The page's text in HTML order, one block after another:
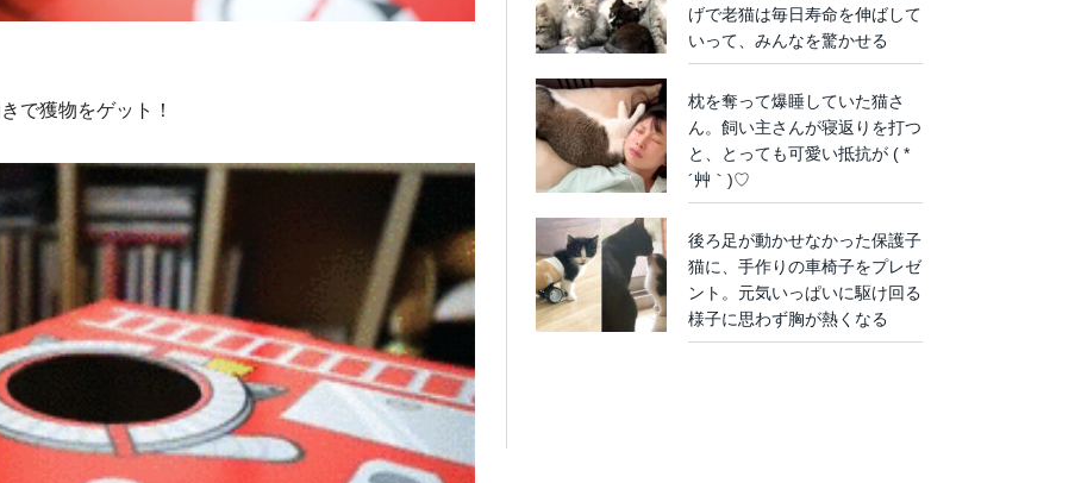
で獲物をゲット！
げで老猫は毎日寿命を伸ばして
いって、みんなを驚かせる
枕を奪って爆睡していた猫さ
ん。飼い主さんが寝返りを打つ
と、とっても可愛い抵抗が ( *
´艸｀)♡
後ろ足が動かせなかった保護子
猫に、手作りの車椅子をプレゼ
ント。元気いっぱいに駆け回る
様子に思わず胸が熱くなる